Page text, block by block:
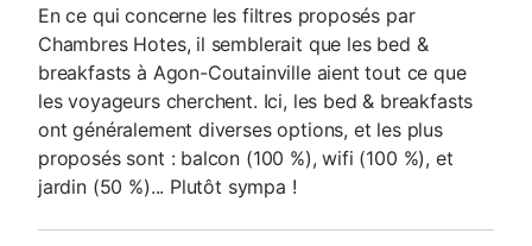
En ce qui concerne les filtres proposés par
Chambres Hotes, il semblerait que les bed &
breakfasts à Agon-Coutainville aient tout ce que
les voyageurs cherchent. Ici, les bed & breakfasts
ont généralement diverses options, et les plus
proposés sont : balcon (100 %), wifi (100 %), et
jardin (50 %)... Plutôt sympa !